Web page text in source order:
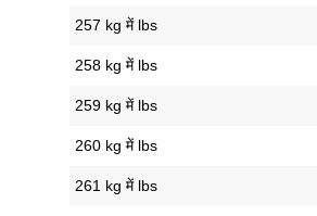
257 kg में lbs
258 kg में lbs
259 kg में lbs
260 kg में lbs
261 kg में lbs